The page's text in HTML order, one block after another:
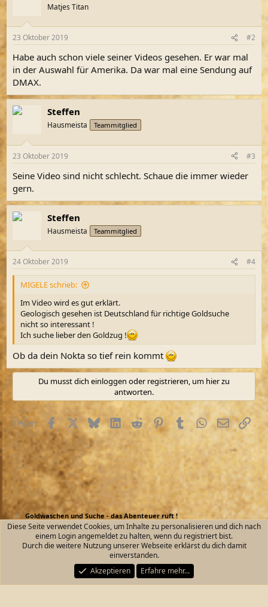
e
:
Matjes Titan
23 Oktober 2019 #2
Habe auch schon viele seiner Videos gesehen. Er war mal
in der Auswahl für Amerika. Da war mal eine Sendung auf
DMAX.
Steffen
Hausmeista Teammitglied
23 Oktober 2019 #3
Seine Video sind nicht schlecht. Schaue die immer wieder
gern.
Steffen
Hausmeista Teammitglied
24 Oktober 2019 #4
MIGELE schrieb:
Im Video wird es gut erklärt.
Geologisch gesehen ist Deutschland für richtige Goldsuche
nicht so interessant !
Ich suche lieber den Goldzug !
Ob da dein Nokta so tief rein kommt
Du musst dich einloggen oder registrieren, um hier zu
antworten.
Teilen: FacebookX (Twitter)
BlueskyLinkedInReddit PinterestTumblrWhatsApp
E-MailLink
Goldwaschen und Suche - das Abenteuer ruft !
Kontakt Nutzungsbedingungen
Datenschutz
Start
R
S
Community platform by XenForo® © 2010-2026 XenForo Ltd.
Diese Seite verwendet Cookies, um Inhalte zu personalisieren und dich nach
einem Login angemeldet zu halten, wenn du registriert bist.
Durch die weitere Nutzung unserer Webseite erklärst du dich damit
einverstanden.
Akzeptieren
Erfahre mehr…